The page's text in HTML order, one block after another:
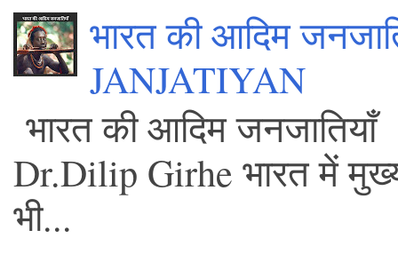
भारत की आदिम
JANJATIYAN
भारत की
Dr.Dilip Girhe भारत में
भी...